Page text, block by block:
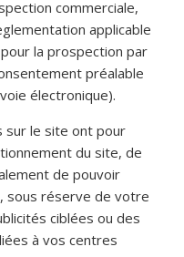
commerciale,
applicable
la prospection par
préalable
électronique).
sur le site ont pour
du site, de
de pouvoir
sous réserve de votre
ciblées ou des
à vos centres